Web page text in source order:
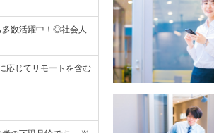
数活躍中！◎社会人
応じてリモートを含む